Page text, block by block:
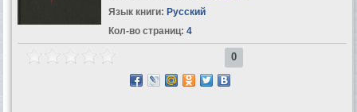
Язык книги: Русский
Кол-во страниц: 4
0